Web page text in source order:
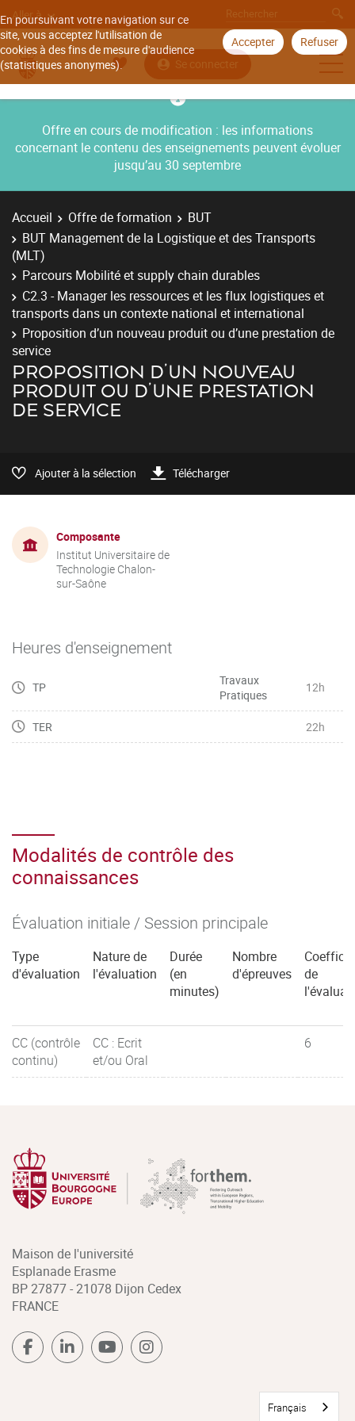
En poursuivant votre navigation sur ce
site, vous acceptez l'utilisation de
cookies à des fins de mesure d'audience
(statistiques anonymes).
Accepter Refuser
Aller à
Se connecter
Offre en cours de modification : les informations
concernant le contenu des enseignements peuvent évoluer
jusqu’au 30 septembre
Accueil Offre de formation
BUT
BUT Management de la Logistique et des Transports
(MLT)
Parcours Mobilité et supply chain durables
C2.3 - Manager les ressources et les flux logistiques et
transports dans un contexte national et international
Proposition d’un nouveau produit ou d’une prestation de
service
PROPOSITION D’UN NOUVEAU
PRODUIT OU D’UNE PRESTATION
DE SERVICE
Ajouter à la sélection Télécharger
Composante
Institut Universitaire de
Technologie Chalon-
sur-Saône
Heures d'enseignement
TP
Travaux
Pratiques
12h
TER 22h
Modalités de contrôle des
connaissances
Évaluation initiale / Session principale
Type
d'évaluation
Nature de
l'évaluation
Durée
(en
minutes)
Nombre
d'épreuves
de
CC (contrôle
continu)
CC : Ecrit
et/ou Oral
6
Maison de l'université
Esplanade Erasme
BP 27877 - 21078 Dijon Cedex
FRANCE
Français